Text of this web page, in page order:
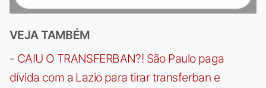
VEJA TAMBÉM
- CAIU O TRANSFERBAN?! São Paulo paga
dívida com a Lazio para tirar transferban e